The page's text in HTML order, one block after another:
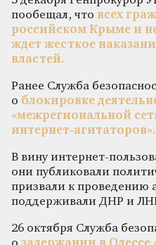
пообещал, что всех
российском Крыме и
ждет жесткое
властей.
Ранее Служба
о блокировке
«межрегиональной
интернет-агитаторов».
В вину интернет-
они публиковали
призвали к проведению
поддерживали ДНР и
26 октября Служба